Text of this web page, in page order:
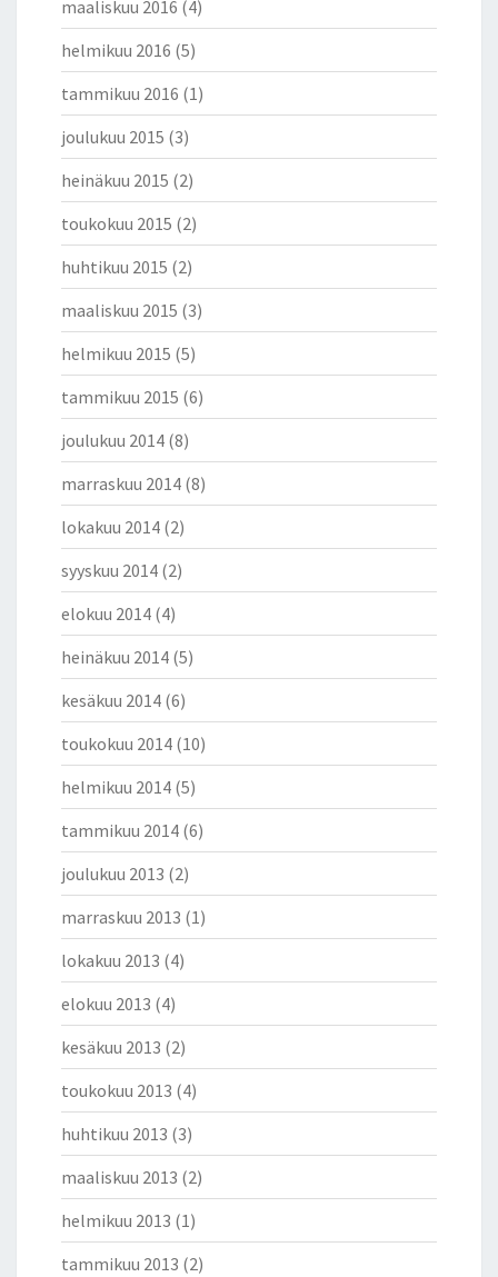
Ä
E
Ä
maaliskuu 2016 (4)
helmikuu 2016 (5)
tammikuu 2016 (1)
joulukuu 2015 (3)
heinäkuu 2015 (2)
toukokuu 2015 (2)
huhtikuu 2015 (2)
maaliskuu 2015 (3)
helmikuu 2015 (5)
tammikuu 2015 (6)
joulukuu 2014 (8)
marraskuu 2014 (8)
lokakuu 2014 (2)
syyskuu 2014 (2)
elokuu 2014 (4)
heinäkuu 2014 (5)
kesäkuu 2014 (6)
toukokuu 2014 (10)
helmikuu 2014 (5)
tammikuu 2014 (6)
joulukuu 2013 (2)
marraskuu 2013 (1)
lokakuu 2013 (4)
elokuu 2013 (4)
kesäkuu 2013 (2)
toukokuu 2013 (4)
huhtikuu 2013 (3)
maaliskuu 2013 (2)
helmikuu 2013 (1)
tammikuu 2013 (2)